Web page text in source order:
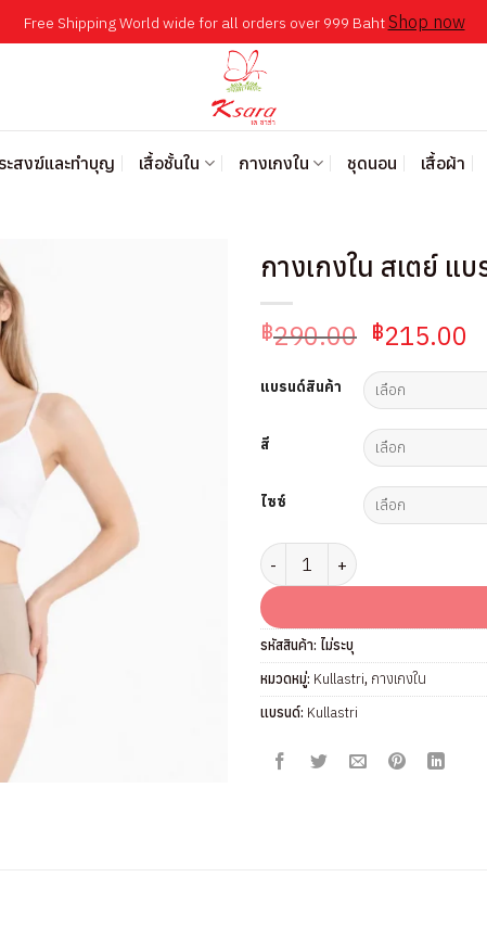
Free Shipping World wide for all orders over 999 Baht Shop now
ะสงฆ์และทำบุญ เสื้อชั้นใน กางเกงใน ชุดนอน เสื้อผ้า
กางเกงใน สเตย์ แ
฿290.00 Original
was:
฿290.00.
฿215.00
แบรนด์สินค้า
สี
ไซซ์
จำนวน กางเกงใน สเตย์ แบรนด์
รหัสสินค้า: ไม่ระบุ
หมวดหมู่: Kullastri, กางเกงใน
แบรนด์: Kullastri